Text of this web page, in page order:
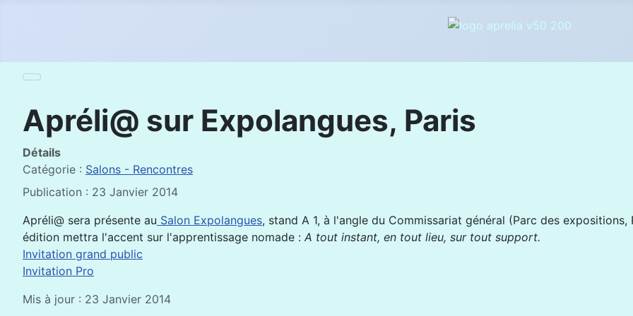
Apréli@ sur Expolangues, Paris
Détails
Catégorie : Salons - Rencontres
Publication : 23 Janvier 2014
Apréli@ sera présente au Salon Expolangues, stand A 1, à l'angle du Commissariat général (Parc des
édition mettra l'accent sur l'apprentissage nomade : A tout instant, en tout lieu, sur tout support.
Invitation grand public
Invitation Pro
Mis à jour : 23 Janvier 2014